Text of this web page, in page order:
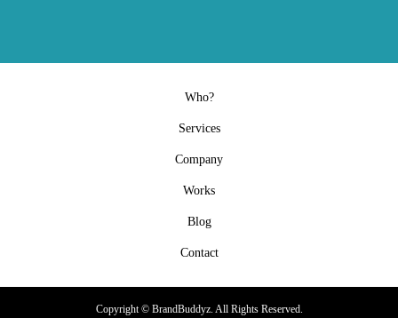
Who?
Services
Company
Works
Blog
Contact
Copyright ©BrandBuddyz. All Rights Reserved.